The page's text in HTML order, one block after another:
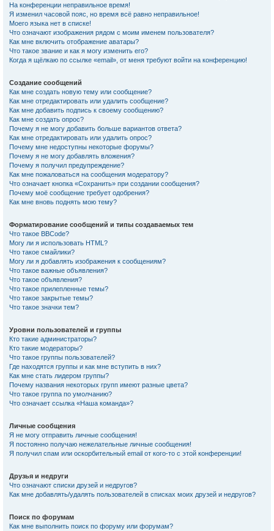
На конференции неправильное время!
Я изменил часовой пояс, но время всё равно неправильное!
Моего языка нет в списке!
Что означают изображения рядом с моим именем пользователя?
Как мне включить отображение аватары?
Что такое звание и как я могу изменить его?
Когда я щёлкаю по ссылке «email», от меня требуют войти на конференцию!
Создание сообщений
Как мне создать новую тему или сообщение?
Как мне отредактировать или удалить сообщение?
Как мне добавить подпись к своему сообщению?
Как мне создать опрос?
Почему я не могу добавить больше вариантов ответа?
Как мне отредактировать или удалить опрос?
Почему мне недоступны некоторые форумы?
Почему я не могу добавлять вложения?
Почему я получил предупреждение?
Как мне пожаловаться на сообщения модератору?
Что означает кнопка «Сохранить» при создании сообщения?
Почему моё сообщение требует одобрения?
Как мне вновь поднять мою тему?
Форматирование сообщений и типы создаваемых тем
Что такое BBCode?
Могу ли я использовать HTML?
Что такое смайлики?
Могу ли я добавлять изображения к сообщениям?
Что такое важные объявления?
Что такое объявления?
Что такое прилепленные темы?
Что такое закрытые темы?
Что такое значки тем?
Уровни пользователей и группы
Кто такие администраторы?
Кто такие модераторы?
Что такое группы пользователей?
Где находятся группы и как мне вступить в них?
Как мне стать лидером группы?
Почему названия некоторых групп имеют разные цвета?
Что такое группа по умолчанию?
Что означает ссылка «Наша команда»?
Личные сообщения
Я не могу отправить личные сообщения!
Я постоянно получаю нежелательные личные сообщения!
Я получил спам или оскорбительный email от кого-то с этой конференции!
Друзья и недруги
Что означают списки друзей и недругов?
Как мне добавлять/удалять пользователей в списках моих друзей и недругов?
Поиск по форумам
Как мне выполнить поиск по форуму или форумам?